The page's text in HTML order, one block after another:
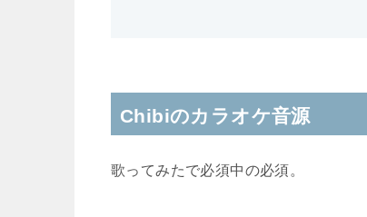
Chibiのカラオケ音源
歌ってみたで必須中の必須。